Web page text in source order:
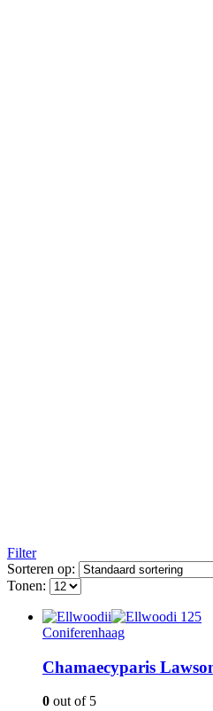
Filter
Sorteren op:
Tonen:
Coniferenhaag
Chamaecyparis
0 out of 5